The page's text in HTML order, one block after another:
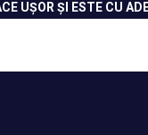
UȘOR ȘI ESTE CU